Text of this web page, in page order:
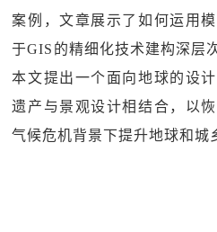
案例，文章展示了如何运用
于GIS的精细化技术建构深层
本文提出一个面向地球的设
遗产与景观设计相结合，以
气候危机背景下提升地球和城